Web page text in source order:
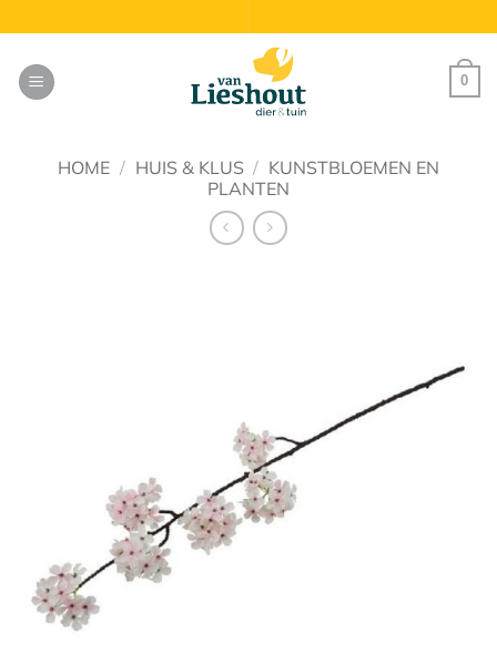
naar
inhoud
0
HOME / HUIS & KLUS / KUNSTBLOEMEN EN
PLANTEN